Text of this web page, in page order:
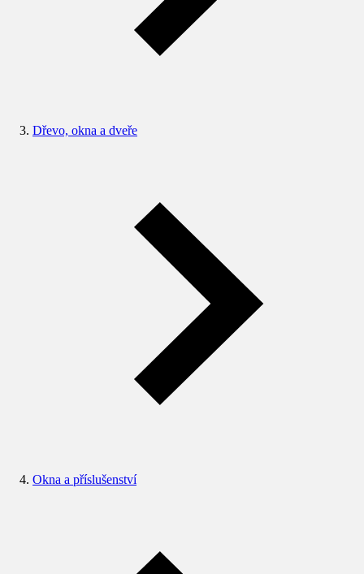
Dřevo, okna a dveře
Okna a příslušenství